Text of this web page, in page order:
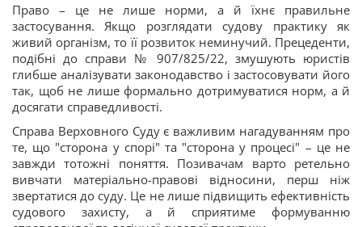
Право – це не лише норми, а й їхнє правильне
застосування. Якщо розглядати судову практику як
живий організм, то її розвиток неминучий. Прецеденти,
подібні до справи № 907/825/22, змушують юристів
глибше аналізувати законодавство і застосовувати його
так, щоб не лише формально дотримуватися норм, а й
досягати справедливості.
Справа Верховного Суду є важливим нагадуванням про
те, що "сторона у спорі" та "сторона у процесі" – це не
завжди тотожні поняття. Позивачам варто ретельно
вивчати матеріально-правові відносини, перш ніж
звертатися до суду. Це не лише підвищить ефективність
судового захисту, а й сприятиме формуванню